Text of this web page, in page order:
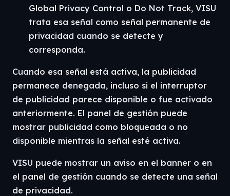
Global Privacy Control o Do Not Track, VISU
trata esa señal como señal permanente de
privacidad cuando se detecte y
corresponda.
Cuando esa señal está activa, la publicidad
permanece denegada, incluso si el interruptor
de publicidad parece disponible o fue activado
anteriormente. El panel de gestión puede
mostrar publicidad como bloqueada o no
disponible mientras la señal esté activa.
VISU puede mostrar un aviso en el banner o en
el panel de gestión cuando se detecte una señal
de privacidad.